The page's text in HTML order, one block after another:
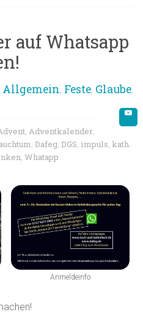
auf Whatsapp
Allgemein, Feste, Glaube,
,Adventkalender,
, Dafeg, DGS, impuls, kath.
,Whatapp
Anmeldeinfo